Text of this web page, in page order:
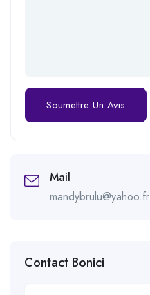
Mail
mandybrulu@yahoo.fr
Contact Bonici